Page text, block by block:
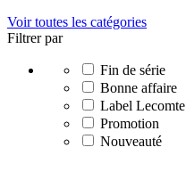
Voir toutes les catégories
Filtrer par
Fin de série
Bonne affaire
Label Lecomte
Promotion
Nouveauté